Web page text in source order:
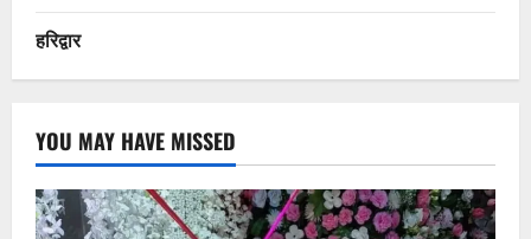
हरिद्वार
YOU MAY HAVE MISSED